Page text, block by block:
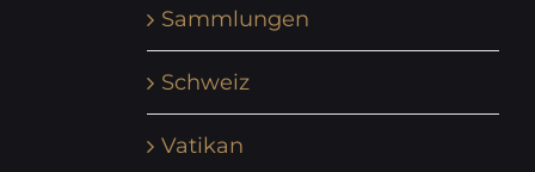
Sammlungen
Schweiz
Vatikan